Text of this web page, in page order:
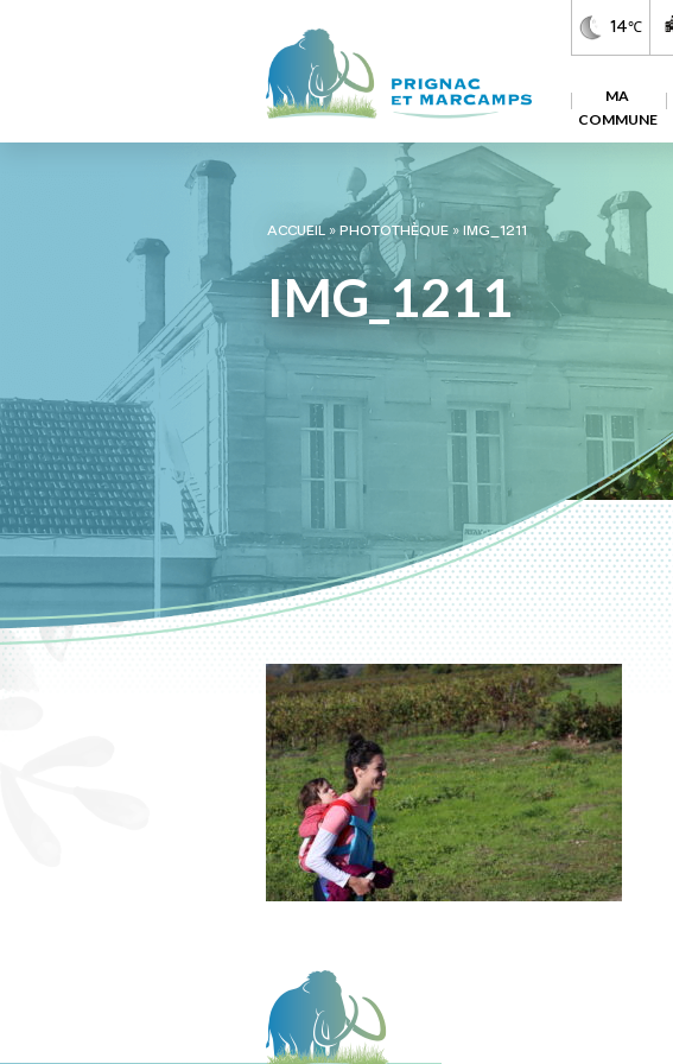
14℃
MA
COMMUNE
ACCUEIL»PHOTOTHÈQUE»IMG_1211
IMG_1211